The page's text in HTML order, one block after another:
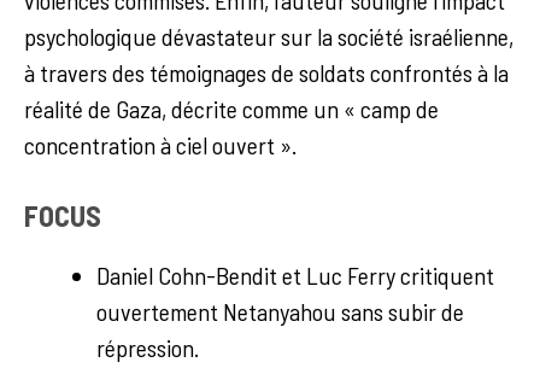
psychologique dévastateur sur la société israélienne,
à travers des témoignages de soldats confrontés à la
réalité de Gaza, décrite comme un « camp de
concentration à ciel ouvert ».
FOCUS
Daniel Cohn-Bendit et Luc Ferry critiquent
ouvertement Netanyahou sans subir de
répression.